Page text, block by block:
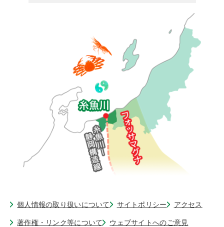
個人情報の取り扱いについて サイトポリシー アクセス
著作権・リンク等について ウェブサイトへのご意見